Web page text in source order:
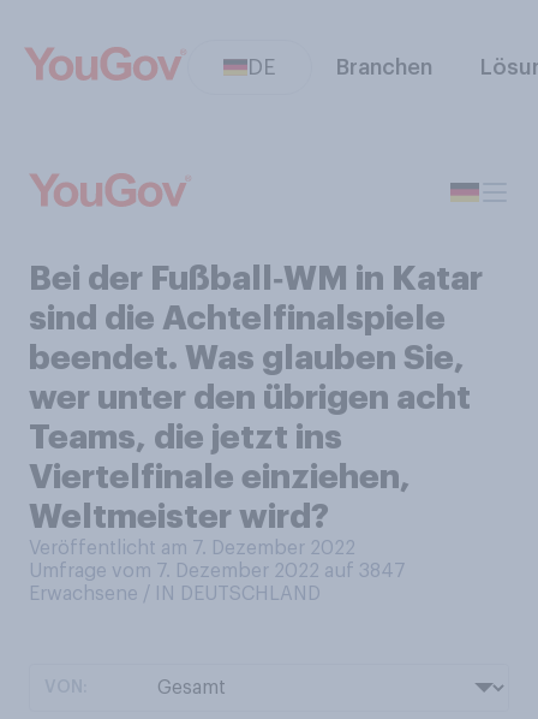
DE Branchen
Bei der Fußball‑WM in Katar
sind die Achtelfinalspiele
beendet. Was glauben Sie,
wer unter den übrigen acht
Teams, die jetzt ins
Viertelfinale einziehen,
Weltmeister wird?
Veröffentlicht am 7. Dezember 2022
Umfrage vom 7. Dezember 2022 auf 3847
Erwachsene / IN DEUTSCHLAND